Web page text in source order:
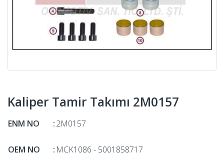
Kaliper Tamir Takımı 2M0157
ENM NO :2M0157
OEM NO : MCK1086 - 5001858717